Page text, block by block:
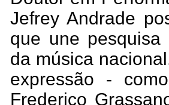
Jefrey Andrade
que une pesquisa
da música
expressão -
Frederico